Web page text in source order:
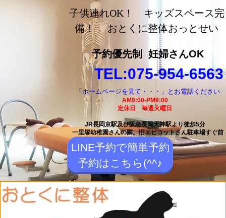
長岡京市の整体【おとく
に整体おっとせい】長岡
京駅と長岡天神駅から徒
歩5分の整体院
子供連れOK！ キッズスペース完
備！ おとくに整体おっとせい
予約優先制 妊婦さんOK
TEL:075-954-6563
「ホームページを見て・・・」とお電話ください
AM9:00-PM9:00
定休日 毎週火曜日
JR長岡京駅及び阪急長岡天神駅より徒歩5分
一里塚幼稚園さんの隣。旧エピコットさん駐車場すぐ前
LINE予約で簡単予約
予約はこちら(^^♪